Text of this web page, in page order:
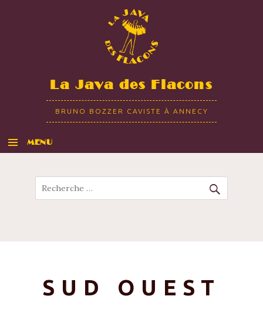
La Java des Flacons
BRUNO BOZZER CAVISTE À ANNECY
MENU
Recherche
SUD OUEST